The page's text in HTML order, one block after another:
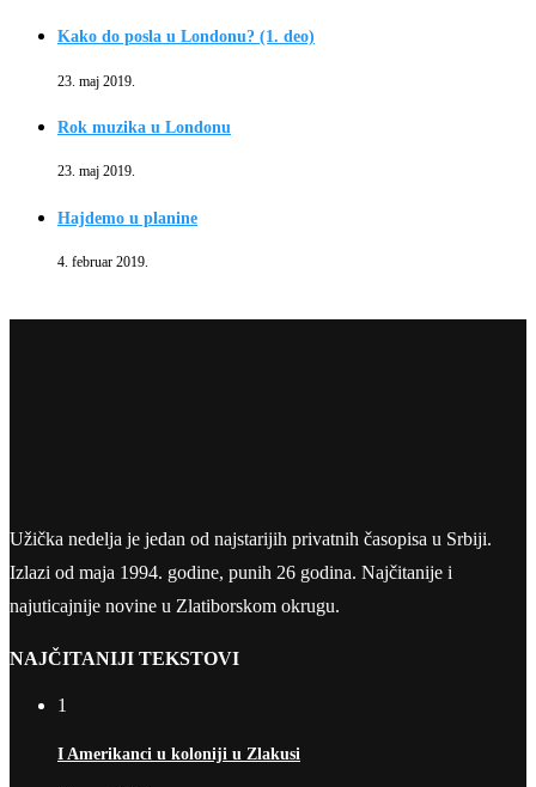
Kako do posla u Londonu? (1. deo)
23. maj 2019.
Rok muzika u Londonu
23. maj 2019.
Hajdemo u planine
4. februar 2019.
Užička nedelja je jedan od najstarijih privatnih časopisa u Srbiji.
Izlazi od maja 1994. godine, punih 26 godina. Najčitanije i
najuticajnije novine u Zlatiborskom okrugu.
NAJČITANIJI TEKSTOVI
1
I Amerikanci u koloniji u Zlakusi